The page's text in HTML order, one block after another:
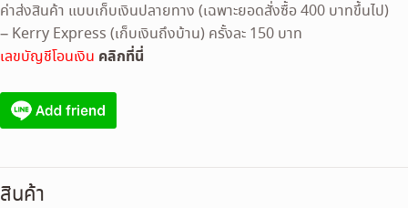
ค่าส่งสินค้า แบบเก็บเงินปลายทาง (เฉพาะยอดสั่งซื้อ 400 บาทขึ้นไป)
– Kerry Express (เก็บเงินถึงบ้าน) ครั้งละ 150 บาท
เลขบัญชีโอนเงิน คลิกที่นี่
สินค้า